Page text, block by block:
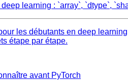
learning : `array`, `dtype`,
les débutants en deep
étape par étape.
avant PyTorch